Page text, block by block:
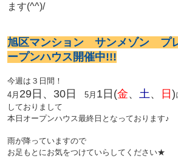
ます(^^)/
旭区マンション サンメゾン プ
ープンハウス開催中!!!
今週は３日間！
4月 29日、30日 5月 1日 (金、 土 、 日)
しておりまして
本日オープンハウス最終日となっております♪
雨が降っていますので
お足もとにお気をつけていらしてください★